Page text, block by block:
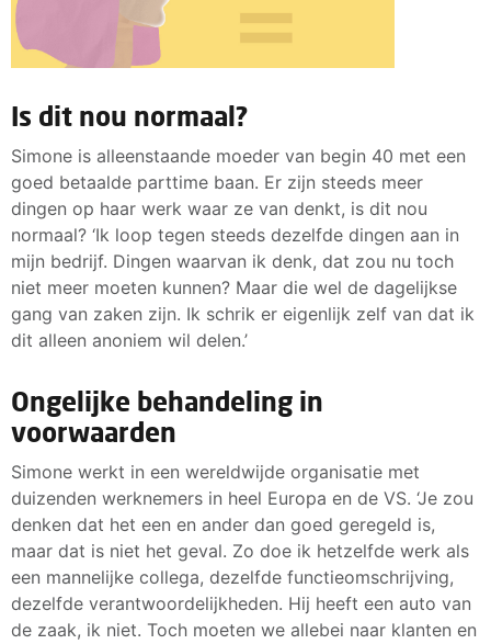
Is dit nou normaal?
Simone is alleenstaande moeder van begin 40 met een
goed betaalde parttime baan. Er zijn steeds meer
dingen op haar werk waar ze van denkt, is dit nou
normaal? ‘Ik loop tegen steeds dezelfde dingen aan in
mijn bedrijf. Dingen waarvan ik denk, dat zou nu toch
niet meer moeten kunnen? Maar die wel de dagelijkse
gang van zaken zijn. Ik schrik er eigenlijk zelf van dat ik
dit alleen anoniem wil delen.’
Ongelijke behandeling in
voorwaarden
Simone werkt in een wereldwijde organisatie met
duizenden werknemers in heel Europa en de VS. ‘Je zou
denken dat het een en ander dan goed geregeld is,
maar dat is niet het geval. Zo doe ik hetzelfde werk als
een mannelijke collega, dezelfde functieomschrijving,
dezelfde verantwoordelijkheden. Hij heeft een auto van
de zaak, ik niet. Toch moeten we allebei naar klanten en